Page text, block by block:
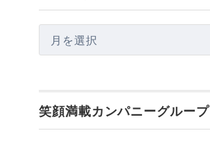
ー
イ
ブ
笑顔満載カンパニーグループ